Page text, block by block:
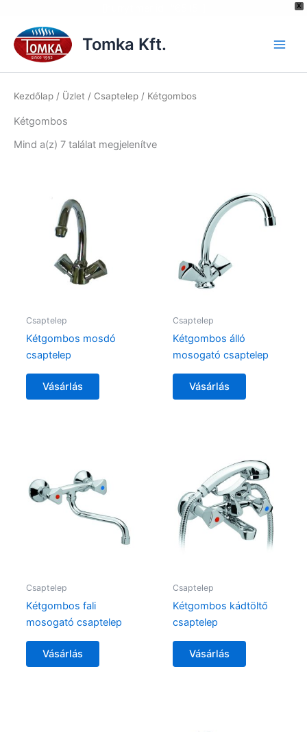
X
content
Tomka Kft.
Kezdőlap / Üzlet / Csaptelep / Kétgombos
Kétgombos
Mind a(z) 7 találat megjelenítve
Csaptelep
Kétgombos mosdó
csaptelep
Vásárlás
Csaptelep
Kétgombos álló
mosogató csaptelep
Vásárlás
Csaptelep
Kétgombos fali
mosogató csaptelep
Vásárlás
Csaptelep
Kétgombos kádtöltő
csaptelep
Vásárlás